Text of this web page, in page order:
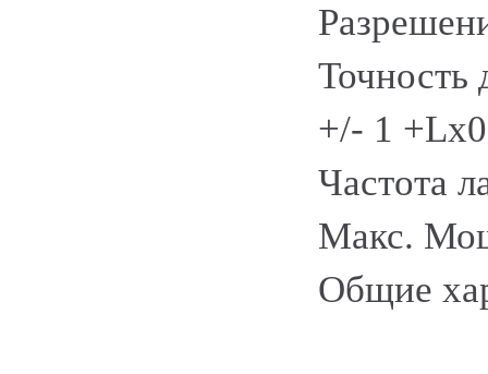
Точность
+/- 1
Частота
Макс.
Общие